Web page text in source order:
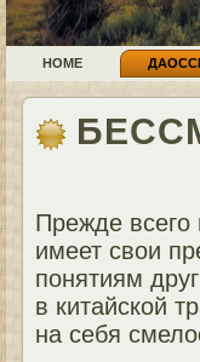
HOME
Прежде всего
имеет свои
понятиям
в китайской
на себя